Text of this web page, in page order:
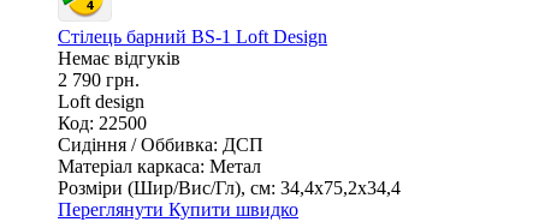
Стілець барний BS-1 Loft Design
Немає відгуків
2 790 грн.
Loft design
Код: 22500
Сидіння / Оббивка: ДСП
Матеріал каркаса: Метал
Розміри (Шир/Вис/Гл), см: 34,4х75,2х34,4
Переглянути Купити швидко